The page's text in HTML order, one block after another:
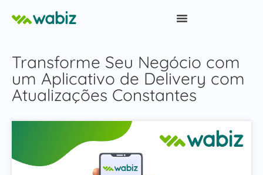
Transforme Seu Negócio com
um Aplicativo de Delivery com
Atualizações Constantes